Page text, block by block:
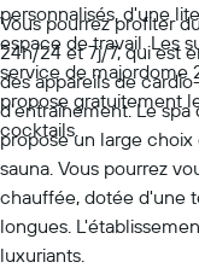
personnalisés, d'une
espace de travail. Les
service de majordome
propose gratuitement
cocktails.
Vous pourrez profiter
24h/24 et 7j/7, qui est
des appareils de
d'entraînement. Le
propose un large choix
sauna. Vous pourrez
chauffée, dotée d'une
longues.
luxuriants.